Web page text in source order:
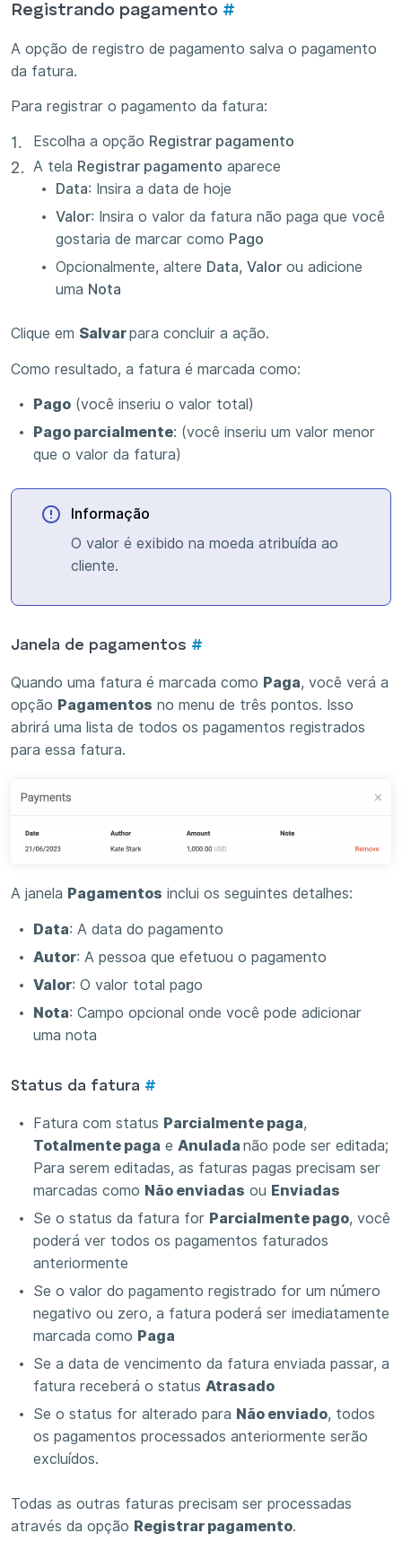
Registrando pagamento #
A opção de registro de pagamento salva o pagamento
da fatura.
Para registrar o pagamento da fatura:
Escolha a opção Registrar pagamento
A tela Registrar pagamento aparece
Data: Insira a data de hoje
Valor: Insira o valor da fatura não paga que você
gostaria de marcar como Pago
Opcionalmente, altere Data, Valor ou adicione
uma Nota
Clique em Salvarpara concluir a ação.
Como resultado, a fatura é marcada como:
Pago (você inseriu o valor total)
Pago parcialmente: (você inseriu um valor menor
que o valor da fatura)
Informação
O valor é exibido na moeda atribuída ao
cliente.
Janela de pagamentos #
Quando uma fatura é marcada como Paga, você verá a
opção Pagamentos no menu de três pontos. Isso
abrirá uma lista de todos os pagamentos registrados
para essa fatura.
A janela Pagamentos inclui os seguintes detalhes:
Data: A data do pagamento
Autor: A pessoa que efetuou o pagamento
Valor: O valor total pago
Nota: Campo opcional onde você pode adicionar
uma nota
Status da fatura #
Fatura com status Parcialmente paga,
Totalmente paga e Anulada não pode ser editada;
Para serem editadas, as faturas pagas precisam ser
marcadas como Não enviadas ou Enviadas
Se o status da fatura for Parcialmente pago, você
poderá ver todos os pagamentos faturados
anteriormente
Se o valor do pagamento registrado for um número
negativo ou zero, a fatura poderá ser imediatamente
marcada como Paga
Se a data de vencimento da fatura enviada passar, a
fatura receberá o status Atrasado
Se o status for alterado para Não enviado, todos
os pagamentos processados ​​anteriormente serão
excluídos.
Todas as outras faturas precisam ser processadas
através da opção Registrar pagamento.